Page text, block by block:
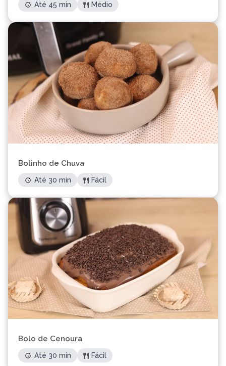
Até 45 min Médio
Bolinho de Chuva
Até 30 min Fácil
Bolo de Cenoura
Até 30 min Fácil